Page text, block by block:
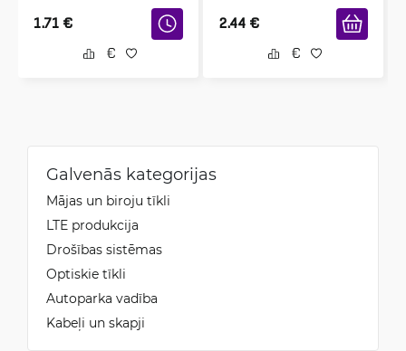
1.71 € 2.44 €
Galvenās kategorijas
Mājas un biroju tīkli
LTE produkcija
Drošības sistēmas
Optiskie tīkli
Autoparka vadība
Kabeļi un skapji